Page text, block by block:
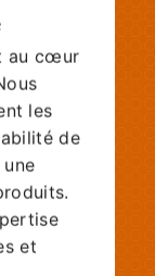
au cœur
les
de
et